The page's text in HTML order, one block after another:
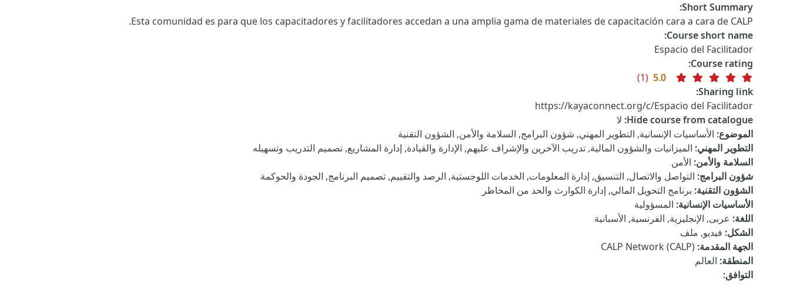
Short Summary
:
Esta comunidad es para que los capacitadores y facilitadores accedan a una amplia gama de materiales de capacitación cara a cara de CALP.
Course short name
:
Espacio del Facilitador
Course rating
:
5.0
(1)
Sharing link
:
https://kayaconnect.org/c/Espacio del Facilitador
Hide course from catalogue
: لا
الموضوع: الأساسيات الإنسانية, التطوير المهني, شؤون البرامج, السلامة والأمن, الشؤون التقنية
التطوير المهني: الميزانيات والشؤون المالية, تدريب الآخرين والإشراف عليهم, الإدارة والقيادة, إدارة المشاريع, تصميم التدريب وتسهيله
السلامة والأمن: الأمن
شؤون البرامج: التواصل والاتصال, التنسيق, إدارة المعلومات, الخدمات اللوجستية, الرصد والتقييم, تصميم البرنامج, الجودة والحوكمة
الشؤون التقنية: برنامج التحويل المالي, إدارة الكوارث والحد من المخاطر
الأساسيات الإنسانية: المسؤولية
اللغة: عربى, الإنجليزية, الفرنسية, الأسبانية
الشكل: فيديو, ملف
الجهة المقدمة:
CALP Network (CALP)
المنطقة: العالم
التوافق: